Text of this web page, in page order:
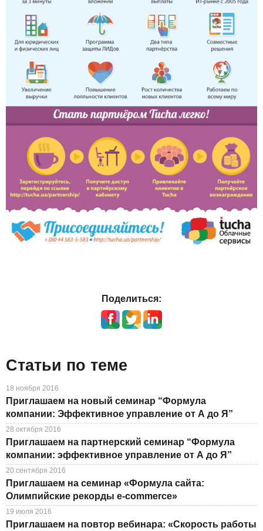
Поделиться:
Статьи по теме
18 ноября 2016
Приглашаем на новый семинар “Формула
компании: Эффективное управление от А до Я”
28 октября 2016
Приглашаем на партнерский семинар “Формула
компании: эффективное управление от А до Я”
20 сентября 2016
Приглашаем на семинар «Формула сайта:
Олимпийские рекорды е-commerce»
19 июля 2016
Приглашаем на повтор вебинара: «Скорость работы